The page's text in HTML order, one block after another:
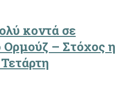
κοντά σε
– Στόχος η